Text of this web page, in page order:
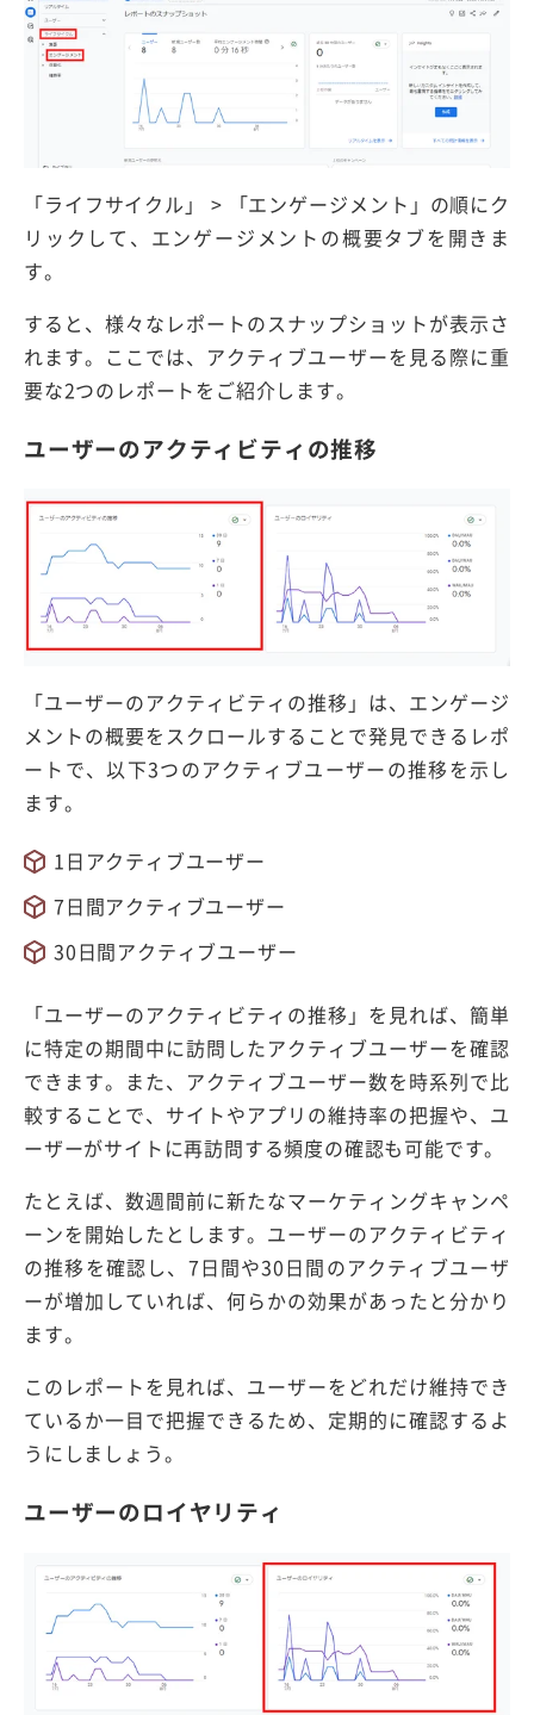
「ライフサイクル」 > 「エンゲージメント」の順にク
リックして、エンゲージメントの概要タブを開きま
す。
すると、様々なレポートのスナップショットが表示さ
れます。ここでは、アクティブユーザーを見る際に重
要な2つのレポートをご紹介します。
ユーザーのアクティビティの推移
「ユーザーのアクティビティの推移」は、エンゲージ
メントの概要をスクロールすることで発見できるレポ
ートで、以下3つのアクティブユーザーの推移を示し
ます。
1日アクティブユーザー
7日間アクティブユーザー
30日間アクティブユーザー
「ユーザーのアクティビティの推移」を見れば、簡単
に特定の期間中に訪問したアクティブユーザーを確認
できます。また、アクティブユーザー数を時系列で比
較することで、サイトやアプリの維持率の把握や、ユ
ーザーがサイトに再訪問する頻度の確認も可能です。
たとえば、数週間前に新たなマーケティングキャンペ
ーンを開始したとします。ユーザーのアクティビティ
の推移を確認し、7日間や30日間のアクティブユーザ
ーが増加していれば、何らかの効果があったと分かり
ます。
このレポートを見れば、ユーザーをどれだけ維持でき
ているか一目で把握できるため、定期的に確認するよ
うにしましょう。
ユーザーのロイヤリティ